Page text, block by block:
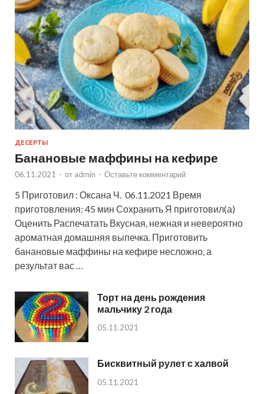
ДЕСЕРТЫ
Банановые маффины на кефире
06.11.2021 - от admin - Оставьте комментарий
5 Приготовил : Оксана Ч. 06.11.2021 Время
приготовления: 45 мин Сохранить Я приготовил(а)
Оценить Распечатать Вкусная, нежная и невероятно
ароматная домашняя выпечка. Приготовить
банановые маффины на кефире несложно, а
результат вас …
Торт на день рождения
мальчику 2 года
05.11.2021
Бисквитный рулет с халвой
05.11.2021